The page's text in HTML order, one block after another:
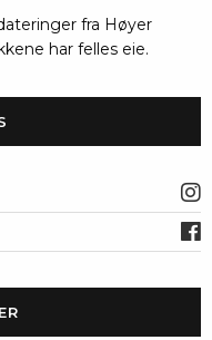
fra Høyer
har felles eie.